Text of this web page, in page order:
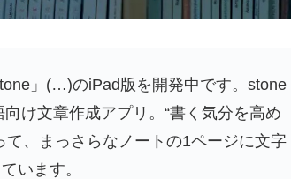
」(…)のiPad版を開発中です。stone
け文章作成アプリ。“書く気分を高め
、まっさらなノートの1ページに文字
います。